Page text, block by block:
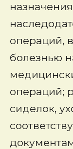
операций,
болезнью
операций;
сиделок,